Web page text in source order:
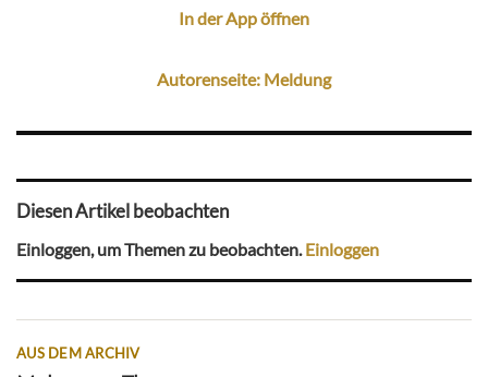
In der App öffnen
Autorenseite: Meldung
Diesen Artikel beobachten
Einloggen, um Themen zu beobachten.Einloggen
AUS DEM ARCHIV